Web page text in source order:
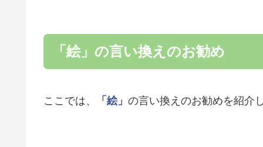
「絵」の言い換えのお勧め
ここでは、 「絵」 の言い換えのお勧めを紹介